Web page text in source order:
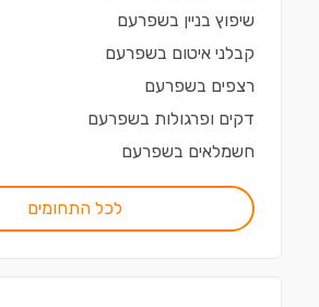
שיפוץ בניין בשפרעם
קבלני איטום בשפרעם
רצפים בשפרעם
דקים ופרגולות בשפרעם
חשמלאים בשפרעם
לכל התחומים